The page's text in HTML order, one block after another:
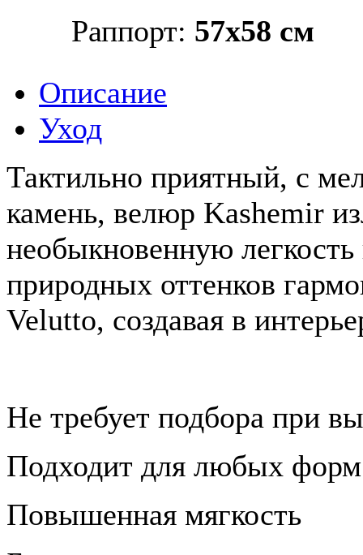
Раппорт: 57х58 см
Описание
Уход
Тактильно приятный, с
камень, велюр Kashemir
необыкновенную
природных оттенков
Velutto, создавая в
Не требует подбора при
Подходит для любых
Повышенная мягкость